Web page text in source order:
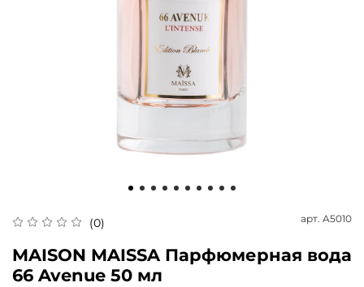
(0) арт. A5010
MAISON MAISSA Парфюмерная вода
66 Avenue 50 мл